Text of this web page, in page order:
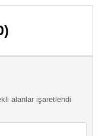
alanlar işaretlendi